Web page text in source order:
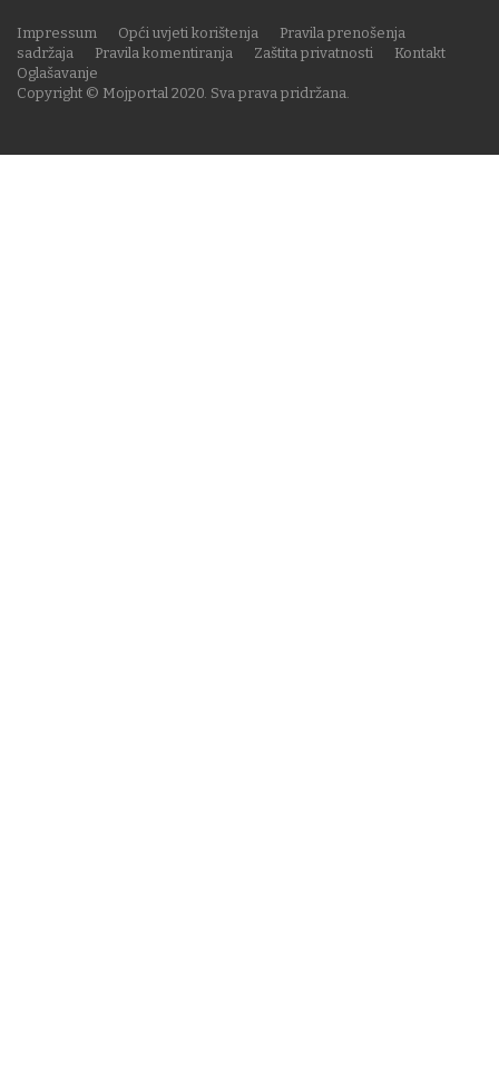
Copyright © Mojportal 2020. Sva prava pridržana.
Impressum Opći uvjeti korištenja
Pravila prenošenja
sadržaja
Pravila komentiranja Zaštita privatnosti
Kontakt
Oglašavanje